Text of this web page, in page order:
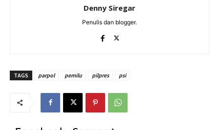
Denny Siregar
Penulis dan blogger.
TAGS parpol pemilu pilpres psi